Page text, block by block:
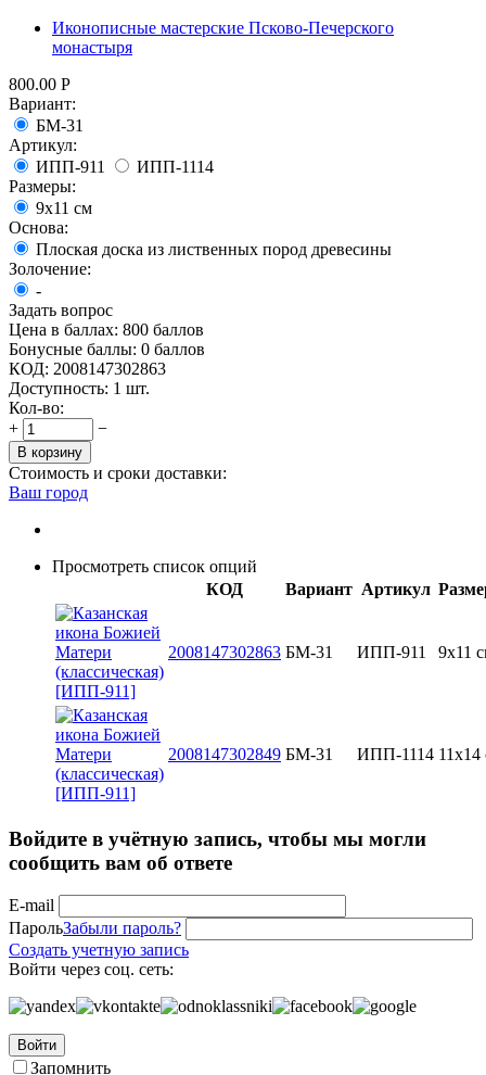
Иконописные мастерские Псково-Печерского
монастыря
800.00 Р
Вариант:
БМ-31
Артикул:
ИПП-911
ИПП-1114
Размеры:
9х11 см
Основа:
Плоская доска из лиственных пород древесины
Золочение:
-
Задать вопрос
Цена в баллах: 800 баллов
Бонусные баллы: 0 баллов
КОД: 2008147302863
Доступность: 1 шт.
Кол-во:
+
−
В корзину
Стоимость и сроки доставки:
Ваш город
Просмотреть список опций
КОД
Вариант Артикул
2008147302863 БМ-31 ИПП-911 9х11
2008147302849 БМ-31 ИПП-1114 11х14
Войдите в учётную запись, чтобы мы могли
сообщить вам об ответе
E-mail
ПарольЗабыли пароль?
Создать учетную запись
Войти через соц. сеть:
Войти
Запомнить